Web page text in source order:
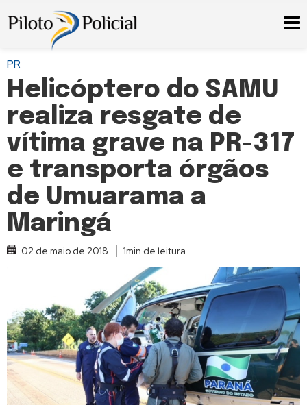
PR
Helicóptero do SAMU
realiza resgate de
vítima grave na PR-317
e transporta órgãos
de Umuarama a
Maringá
02 de maio de 2018 1min de leitura